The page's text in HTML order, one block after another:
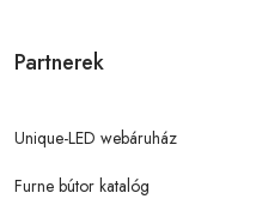
Partnerek
Unique-LED webáruház
Furne bútor katalóg